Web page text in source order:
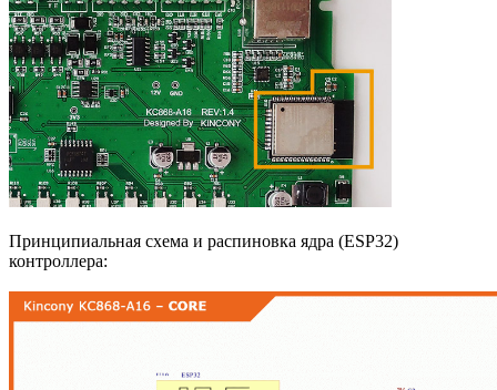
Принципиальная схема и распиновка ядра (ESP32)
контроллера: